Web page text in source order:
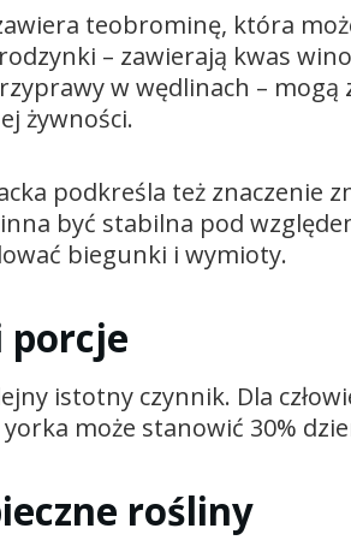
teobrominę, która
– zawierają kwas
w wędlinach – mogą
żywności.
podkreśla też znaczenie
być stabilna pod
biegunki i wymioty.
porcje
istotny czynnik. Dla
może stanowić 30%
rośliny